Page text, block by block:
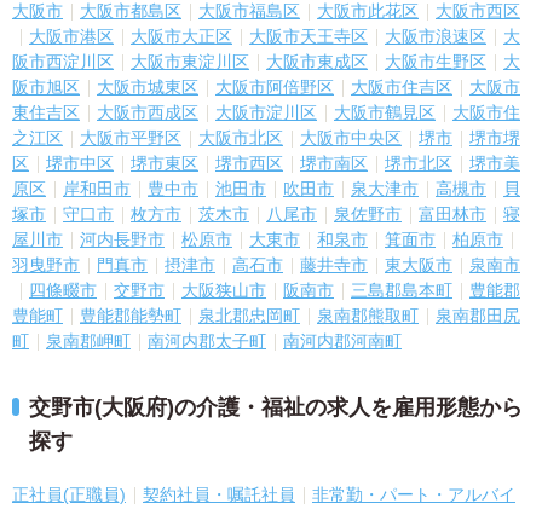
大阪市 大阪市都島区 大阪市福島区 大阪市此花区
大阪市西区
大阪市港区
大阪市大正区 大阪市天王寺区 大阪市浪速区
大
阪市西淀川区
大阪市東淀川区 大阪市東成区 大阪市生野区
大
阪市旭区
大阪市城東区 大阪市阿倍野区 大阪市住吉区
大阪市
東住吉区
大阪市西成区 大阪市淀川区 大阪市鶴見区
大阪市住
之江区
大阪市平野区 大阪市北区 大阪市中央区 堺市
堺市堺
区
堺市中区 堺市東区 堺市西区 堺市南区 堺市北区
堺市美
原区
岸和田市 豊中市 池田市 吹田市 泉大津市 高槻市
貝
塚市
守口市 枚方市 茨木市 八尾市 泉佐野市 富田林市
寝
屋川市
河内長野市 松原市 大東市 和泉市 箕面市
柏原市
羽曳野市
門真市 摂津市 高石市 藤井寺市 東大阪市
泉南市
四條畷市
交野市 大阪狭山市 阪南市 三島郡島本町
豊能郡
豊能町
豊能郡能勢町 泉北郡忠岡町 泉南郡熊取町
泉南郡田尻
町
泉南郡岬町 南河内郡太子町 南河内郡河南町
交野市(大阪府)の介護・福祉の求人を雇用形態から
探す
正社員(正職員) 契約社員・嘱託社員
非常勤・パート・アルバイ